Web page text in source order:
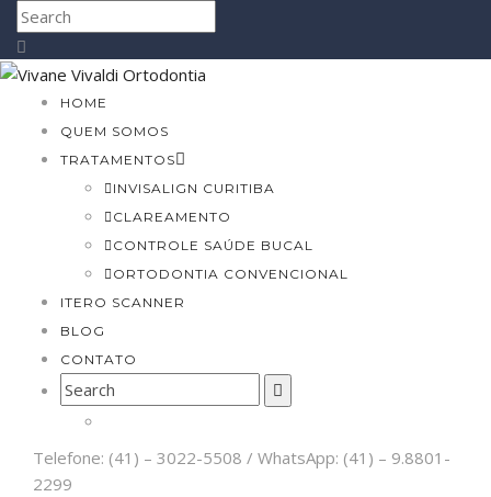
HOME
QUEM SOMOS
TRATAMENTOS
INVISALIGN CURITIBA
CLAREAMENTO
CONTROLE SAÚDE BUCAL
ORTODONTIA CONVENCIONAL
ITERO SCANNER
BLOG
CONTATO
Telefone: (41) – 3022-5508 / WhatsApp: (41) – 9.8801-
2299